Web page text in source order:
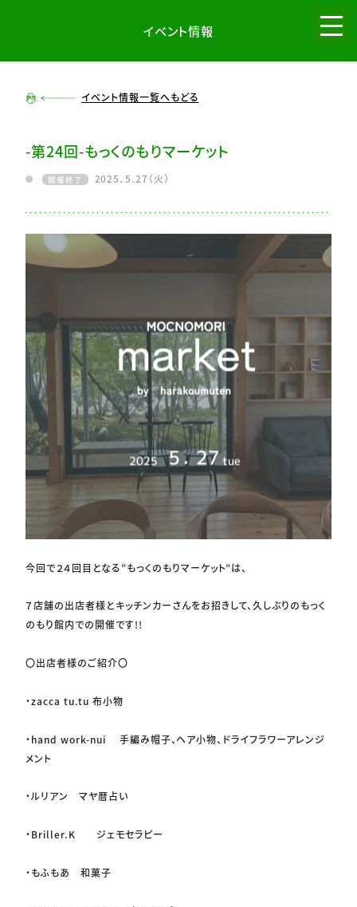
menu
イベント情報
イベント情報一覧へもどる
-第24回-もっくのもりマーケット
開催終了 2025．5.27（火）
今回で２４回目となる”もっくのもりマーケット″は、
７店舗の出店者様とキッチンカーさんをお招きして、久しぶりのもっく
のもり館内での開催です!!
〇出店者様のご紹介〇
・zacca tu.tu 布小物
・hand work-nui 手編み帽子、ヘア小物、ドライフラワーアレンジ
メント
・ルリアン マヤ暦占い
・Briller.K ジェモセラピー
・もふもあ 和菓子